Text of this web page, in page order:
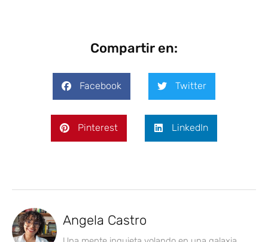
Compartir en:
Facebook Twitter
Pinterest LinkedIn
Angela Castro